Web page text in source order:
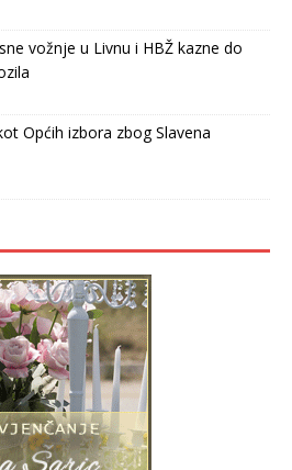
vožnje u Livnu i HBŽ kazne do
Općih izbora zbog Slavena